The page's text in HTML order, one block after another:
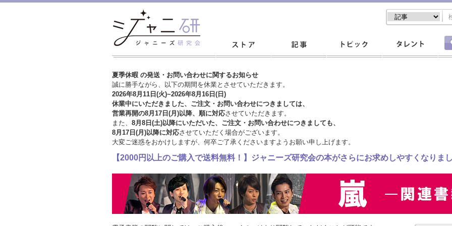
夏季休暇 の発送・お問い合わせに関するお知らせ
誠に勝手ながら、以下の期間を休業とさせていただきます。
2026年8月11日(火)~2026年8月16日(日)
休業中にいただきました、ご注文・お問い合わせにつきましては、
営業再開の8月17日(月)以降、順に対応させていただきます。
また、 8月8日(土)以降にいただいた、ご注文・ お問い合わせにつきましても、
8月17日(月)以降に対応させていただく場合がございます。
大変ご迷惑をおかけしますが、 何卒ご了承くださいますようお願い申し上げます。
【2000円以上のご購入で送料無料！】ジャニーズ研究会の本がさらにお求めしやすくなりま